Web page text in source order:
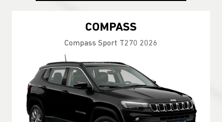
COMPASS
Compass Sport T270 2026